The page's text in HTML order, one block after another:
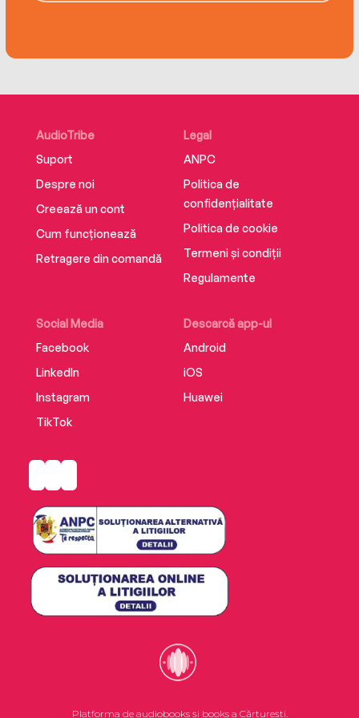
AudioTribe
Suport
Despre noi
Creează un cont
Cum funcționează
Retragere din comandă
Social Media
Facebook
LinkedIn
Instagram
TikTok
Descarcă app-ul
Android
iOS
Huawei
Legal
ANPC
Politica de
confidențialitate
Politica de cookie
Termeni și condiții
Regulamente
Platforma de audiobooks și books a Cărturești.